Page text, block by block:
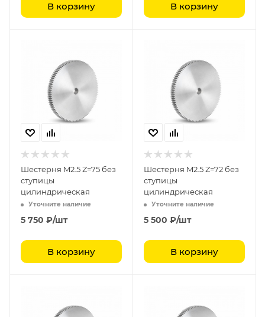
В корзину В корзину
Шестерня M2.5 Z=75 без
ступицы
цилиндрическая
Уточните наличие
5 750 ₽/шт
В корзину
Шестерня M2.5 Z=72 без
ступицы
цилиндрическая
Уточните наличие
5 500 ₽/шт
В корзину